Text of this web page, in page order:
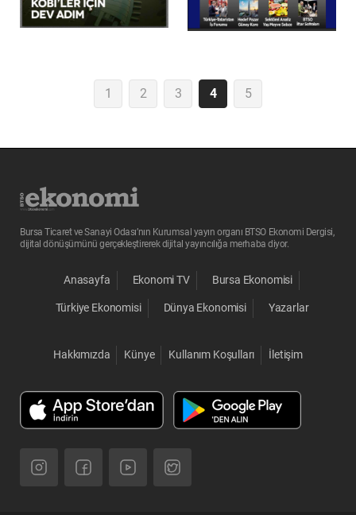
1 2 3 4 5
Bursa Ticaret ve Sanayi Odası’nın Kurumsal yayın organı BTSO Ekonomi Dergisi,
dijital dönüşümünü gerçekleştirerek dijital yayıncılığa merhaba diyor.
Anasayfa Ekonomi TV Bursa Ekonomisi
Türkiye Ekonomisi Dünya Ekonomisi Yazarlar
Hakkımızda Künye Kullanım Koşulları İletişim